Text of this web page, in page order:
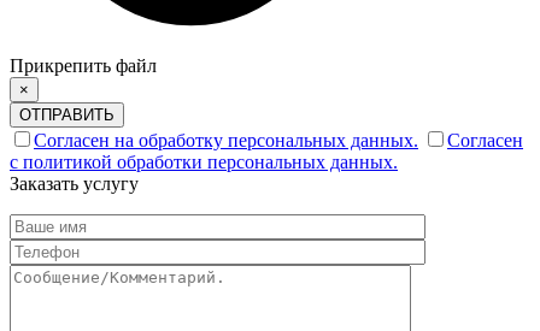
Прикрепить файл
×
ОТПРАВИТЬ
Согласен на обработку персональных данных.
Согласен
с политикой обработки персональных данных.
Заказать услугу